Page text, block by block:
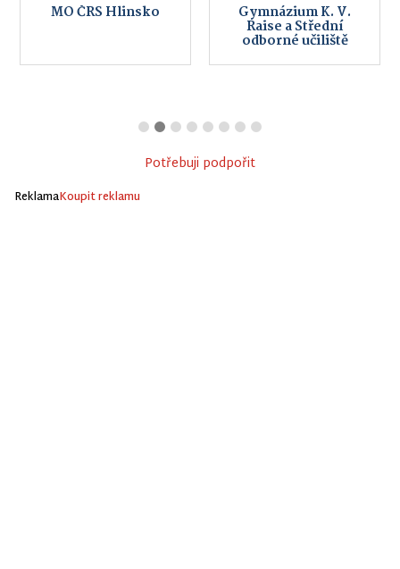
MO ČRS Hlinsko Gymnázium K. V.
Raise a Střední
odborné učiliště
Potřebuji podpořit
ReklamaKoupit reklamu